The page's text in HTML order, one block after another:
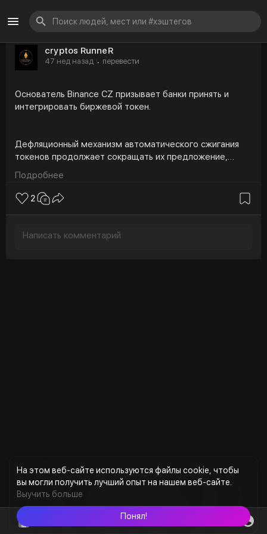
На этом веб-сайте используются файлы cookie, чтобы
вы могли получить лучший опыт на нашем веб-сайте.
Выучить больше
Понял!
cryptos RunneR
47 нед назад · перевести
Основатель Binance CZ призывает банки принять и
интегрировать биржевой токен.
Дефляционный механизм автоматического сжигания
токенов продолжает сокращать их предложение,
укрепляя позиции токена на рынке.
Аналитики сохраняют оптимизм, некоторые из них
сохранится текущая тенденция.
Подробнее
2